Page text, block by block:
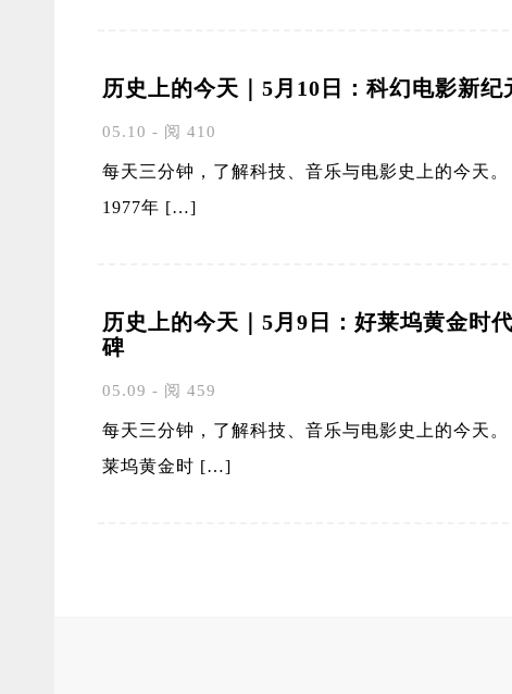
历史上的今天｜5月10日：科幻电影新
05.10 - 阅 410
每天三分钟，了解科技、音乐与电影史上的今天
1977年 […]
历史上的今天｜5月9日：好莱坞黄金时
碑
05.09 - 阅 459
每天三分钟，了解科技、音乐与电影史上的今天
莱坞黄金时 […]